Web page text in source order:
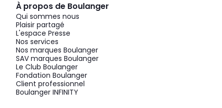
À propos de Boulanger
Qui sommes nous
Plaisir partagé
L'espace Presse
Nos services
Nos marques Boulanger
SAV marques Boulanger
Le Club Boulanger
Fondation Boulanger
Client professionnel
Boulanger INFINITY